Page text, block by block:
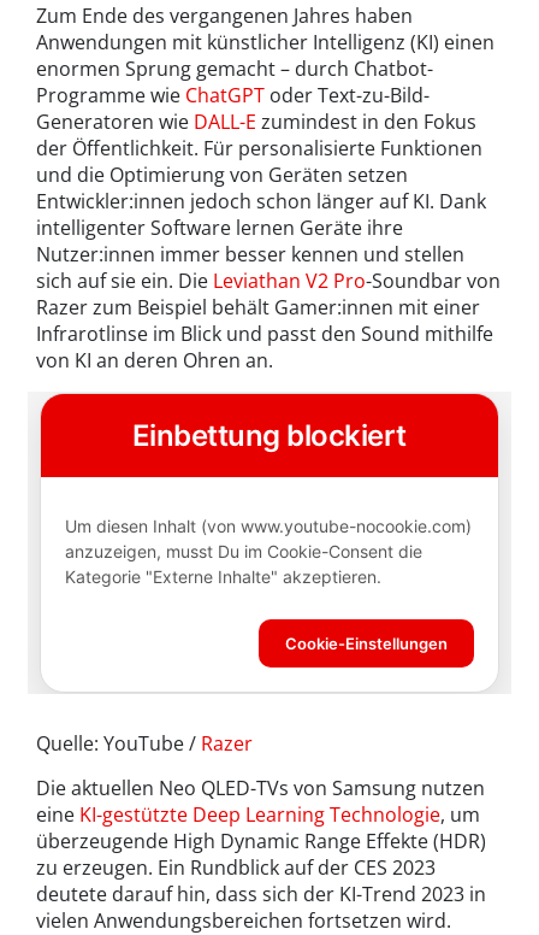
Zum Ende des vergangenen Jahres haben
Anwendungen mit künstlicher Intelligenz (KI) einen
enormen Sprung gemacht – durch Chatbot-
Programme wie ChatGPT oder Text-zu-Bild-
Generatoren wie DALL-E zumindest in den Fokus
der Öffentlichkeit. Für personalisierte Funktionen
und die Optimierung von Geräten setzen
Entwickler:innen jedoch schon länger auf KI. Dank
intelligenter Software lernen Geräte ihre
Nutzer:innen immer besser kennen und stellen
sich auf sie ein. Die Leviathan V2 Pro-Soundbar von
Razer zum Beispiel behält Gamer:innen mit einer
Infrarotlinse im Blick und passt den Sound mithilfe
von KI an deren Ohren an.
Quelle: YouTube / Razer
Die aktuellen Neo QLED-TVs von Samsung nutzen
eine KI-gestützte Deep Learning Technologie, um
überzeugende High Dynamic Range Effekte (HDR)
zu erzeugen. Ein Rundblick auf der CES 2023
deutete darauf hin, dass sich der KI-Trend 2023 in
vielen Anwendungsbereichen fortsetzen wird.